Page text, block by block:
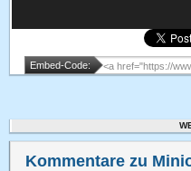
Embed-Code:
Kommentare zu